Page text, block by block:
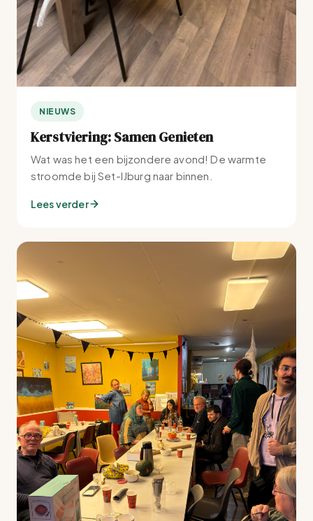
NIEUWS
Kerstviering: Samen Genieten
Wat was het een bijzondere avond! De warmte
stroomde bij Set-IJburg naar binnen.
Lees verder